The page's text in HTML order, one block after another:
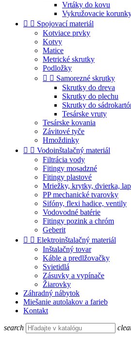
Vrtáky do kovu
Vykružovacie
  Spojovací materiál
Kotviace prvky
Kotvy
Matice
Metrické skrutky
Podložky
  Samorezné skrutky
Skrutky do dreva
Skrutky do plechu
Skrutky do
Tesárske vruty
Tesárske kovania
Závitové tyče
Hmoždinky
  Vodoinštalačný materiál
Filtrácia vody
Fitingy mosadzné
Fitingy plastové
Mriežky, krytky, dvierka,
PP mechanické tvarovky
Sifóny, flexi hadice, ventily
Vodovodné batérie
Fitingy pozink a chróm
Geberit
  Elektroinštalačný materiál
Inštalačný tovar
Káble a predlžovačky
Svietidlá
Zásuvky a vypínače
Žiarovky
Záhradný nábytok
Miešanie autolakov a farieb
Kontakt
search